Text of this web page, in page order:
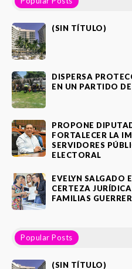
(SIN TÍTULO)
DISPERSA
EN UN PARTIDO
PROPONE
FORTALECER LA
SERVIDORES
ELECTORAL
EVELYN SALGADO
CERTEZA
FAMILIAS
Popular Posts
(SIN TÍTULO)